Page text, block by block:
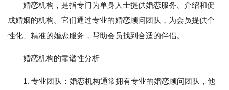
婚恋机构，是指专门为单身人士提供婚恋服务、介绍和促
成婚姻的机构。它们通过专业的婚恋顾问团队，为会员提供个
性化、精准的婚恋服务，帮助会员找到合适的伴侣。
婚恋机构的靠谱性分析
1. 专业团队：婚恋机构通常拥有专业的婚恋顾问团队，他